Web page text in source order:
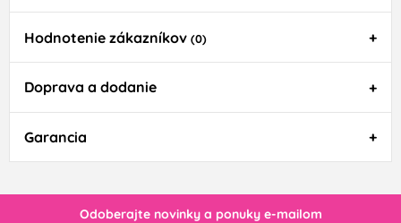
Hodnotenie zákazníkov (0)
Doprava a dodanie
Garancia
Odoberajte novinky a ponuky e-mailom